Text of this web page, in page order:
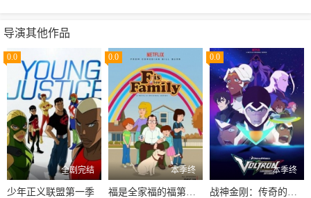
导演其他作品
0.0
全剧完结
少年正义联盟第一季
0.0
本季终
0.0
本季终